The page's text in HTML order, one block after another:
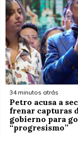
34 minutos atrás
Petro acusa a
frenar capturas
gobierno para
“progresismo”